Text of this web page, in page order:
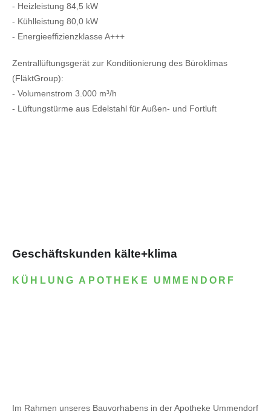
- Heizleistung 84,5 kW
- Kühlleistung 80,0 kW
- Energieeffizienzklasse A+++
Zentrallüftungsgerät zur Konditionierung des Büroklimas
(FläktGroup):
- Volumenstrom 3.000 m³/h
- Lüftungstürme aus Edelstahl für Außen- und Fortluft
Geschäftskunden kälte+klima
KÜHLUNG APOTHEKE UMMENDORF
Im Rahmen unseres Bauvorhabens in der Apotheke Ummendorf